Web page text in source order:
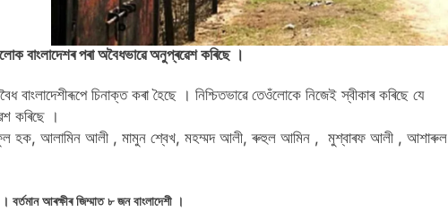
বাংলাদেশৰ পৰা অবৈধভাৱে অনুপ্ৰৱেশ কৰিছে ।
বাংলাদেশীৰূপে চিনাক্ত কৰা হৈছে । নিশ্চিতভাৱে তেওঁলোকে নিজেই স্বীকাৰ কৰিছে যে
কৰিছে ।
হক, আলামিন আলী , মামুন শ্বেখ, মহম্মদ আলী, ৰুহুল আমিন , মুশ্বাৰফ আলী , আশাৰুল
আৰক্ষীৰ জিম্মাত ৮ জন বাংলাদেশী ।